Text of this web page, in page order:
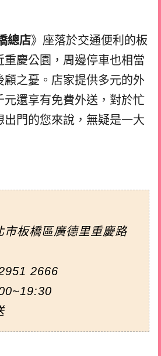
總店》座落於交通便利的板
重慶公園，周邊停車也相當
顧之憂。店家提供多元的外
元還享有免費外送，對於忙
出門的您來說，無疑是一大
市板橋區廣德里重慶路
2666